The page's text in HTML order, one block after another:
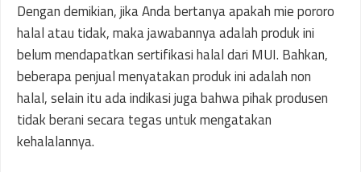
Dengan demikian, jika Anda bertanya apakah mie pororo
halal atau tidak, maka jawabannya adalah produk ini
belum mendapatkan sertifikasi halal dari MUI. Bahkan,
beberapa penjual menyatakan produk ini adalah non
halal, selain itu ada indikasi juga bahwa pihak produsen
tidak berani secara tegas untuk mengatakan
kehalalannya.